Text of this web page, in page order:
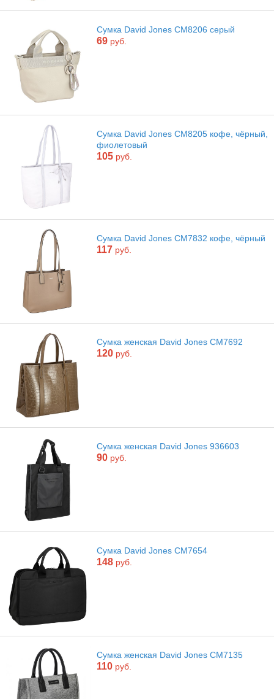
Сумка David Jones CM8206 серый
69 руб.
Сумка David Jones CM8205 кофе, чёрный,
фиолетовый
105 руб.
Сумка David Jones CM7832 кофе, чёрный
117 руб.
Сумка женская David Jones CM7692
120 руб.
Сумка женская David Jones 936603
90 руб.
Сумка David Jones CM7654
148 руб.
Сумка женская David Jones CM7135
110 руб.